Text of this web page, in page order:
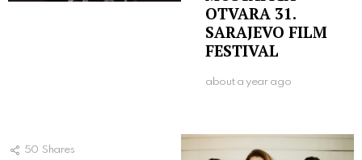
OTVARA 31.
SARAJEVO FILM
FESTIVAL
about a year ago
50 Shares